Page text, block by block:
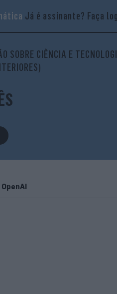
Já é assinante? Faça
SOBRE CIÊNCIA E
OpenAI